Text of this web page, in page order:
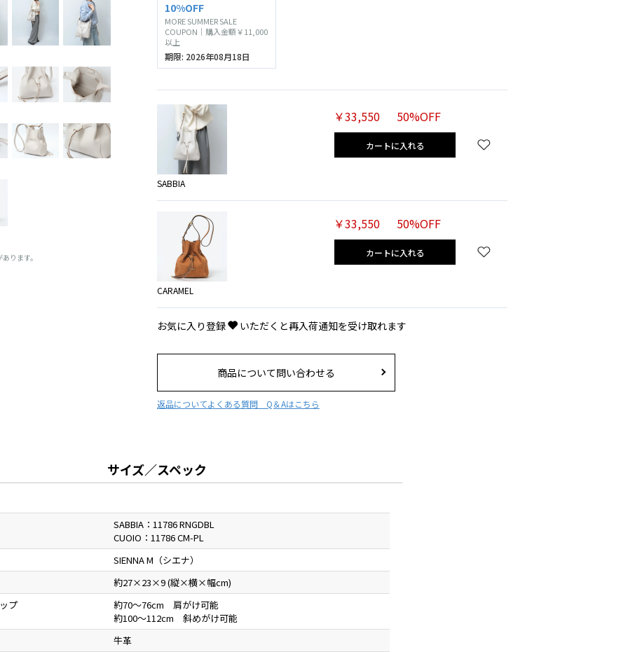
ります。
10%OFF
MORE SUMMER SALE
COUPON｜購入金額￥11,000
以上
期限: 2026年08月18日
SABBIA
￥33,550 50%OFF
カートに入れる
CARAMEL
￥33,550 50%OFF
カートに入れる
お気に入り登録 いただくと再入荷通知を受け取れます
商品について問い合わせる
返品についてよくある質問 Q＆Aはこちら
サイズ／スペック
SABBIA：11786 RNGDBL
CUOIO：11786 CM-PL
SIENNA M（シエナ）
約27×23×9 (縦×横×幅cm)
プ
約70～76cm 肩がけ可能
約100～112cm 斜めがけ可能
牛革